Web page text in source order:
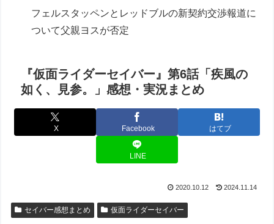
フェルスタッペンとレッドブルの新契約交渉報道に
ついて父親ヨスが否定
『仮面ライダーセイバー』第6話「疾風の
如く、見参。」感想・実況まとめ
X Facebook はてブ
LINE
2020.10.12 2024.11.14
セイバー感想まとめ 仮面ライダーセイバー